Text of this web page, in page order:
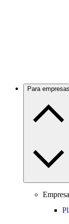
Para empresas
Empresa